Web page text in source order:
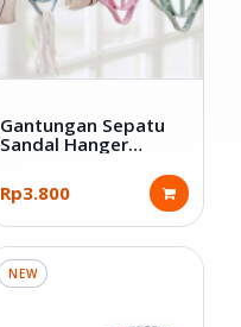
Gantungan Sepatu
Sandal Hanger
Rp3.800
NEW